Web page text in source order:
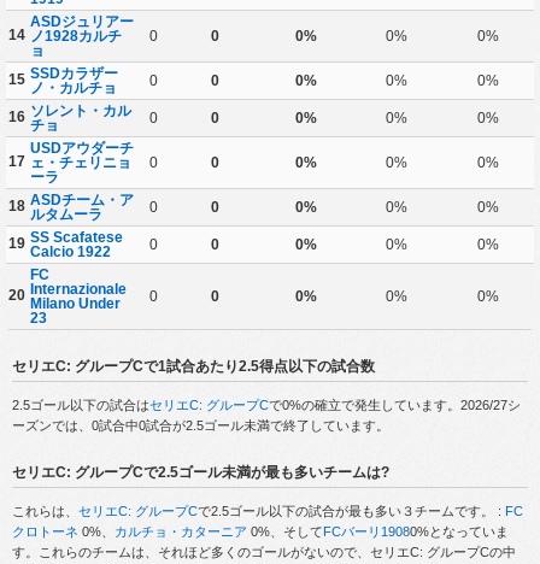
14
ASDジュリアー
ノ1928カルチ
ョ
0 0 0% 0% 0%
15 SSDカラザー
ノ・カルチョ
0 0 0% 0% 0%
16 ソレント・カル
チョ
0 0 0% 0% 0%
17
USDアウダーチ
ェ・チェリニョ
ーラ
0 0 0% 0% 0%
18 ASDチーム・ア
ルタムーラ
0 0 0% 0% 0%
19 SS Scafatese
Calcio 1922
0 0 0% 0% 0%
20
FC
Internazionale
Milano Under
23
0 0 0% 0% 0%
セリエC: グループCで1試合あたり2.5得点以下の試合数
2.5ゴール以下の試合はセリエC: グループCで0%の確立で発生しています。2026/27シ
ーズンでは、0試合中0試合が2.5ゴール未満で終了しています。
セリエC: グループCで2.5ゴール未満が最も多いチームは?
これらは、 セリエC: グループCで2.5ゴール以下の試合が最も多い３チームです。 : FC
クロトーネ 0%、 カルチョ・カターニア 0%、そして FCバーリ19080%となっていま
す。これらのチームは、それほど多くのゴールがないので、セリエC: グループCの中